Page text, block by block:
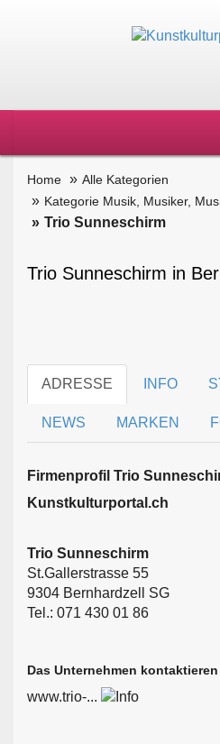
Home
Alle Kategorien
Kategorie Musik, Musiker,
Trio Sunneschirm
Trio Sunneschirm in
ADRESSE INFO
NEWS MARKEN
Firmen­profil Trio
Kunstkulturportal.ch
Trio Sunneschirm
St.Gallerstrasse 55
9304 Bernhardzell SG
Tel.: 071 430 01 86
Das Unternehmen kontaktieren
www.trio-...